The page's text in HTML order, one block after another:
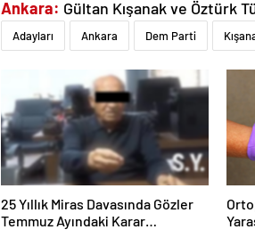
Ankara: Gültan Kışanak ve Öztürk
Adayları Ankara Dem Parti
25 Yıllık Miras Davasında Gözler
Temmuz Ayındaki Karar